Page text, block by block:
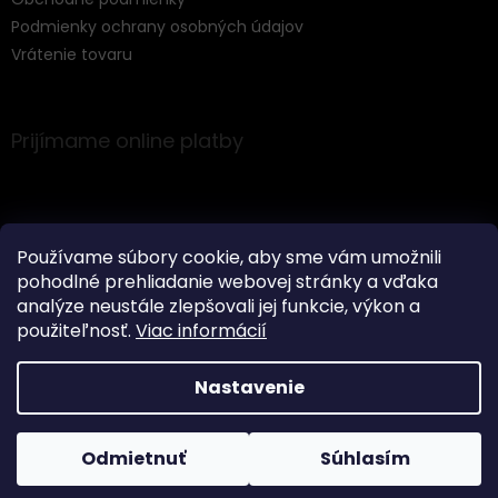
Používame súbory cookie, aby sme vám umožnili
pohodlné prehliadanie webovej stránky a vďaka
analýze neustále zlepšovali jej funkcie, výkon a
použiteľnosť. Viac informácií
Nastavenie
Odmietnuť Súhlasím
Podmienky ochrany osobných údajov
Vrátenie tovaru
Prijímame online platby
Instagram
Vytvoril Shoptet
Copyright 2026Music Express . Všetky práva vyhradené.